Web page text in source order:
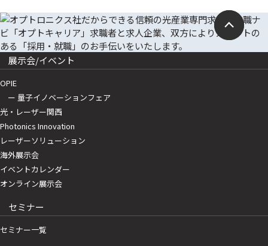
展示会/イベント
OPIE
ー 量子イノベーションフェア
光・レーザー関西
Photonics Innovation
レーザーソリューション
海外展示会
イベントカレンダー
オンライン展示会
セミナー
セミナー一覧